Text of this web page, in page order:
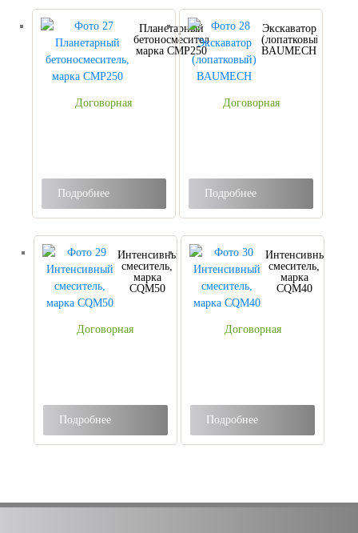
Планетарный
бетоносмеситель,
марка CMP250
Договорная
Подробнее
Экскаватор
(лопатковый)
BAUMECH
Договорная
Подробнее
Интенсивный
смеситель,
марка
CQM50
Договорная
Подробнее
Интенсивный
смеситель,
марка
CQM40
Договорная
Подробнее